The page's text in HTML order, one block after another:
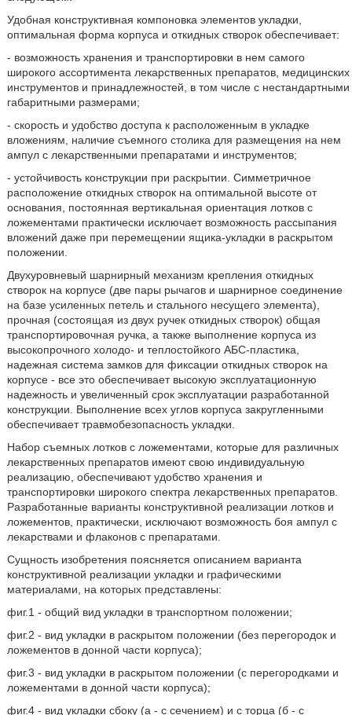
Удобная конструктивная компоновка элементов укладки,
оптимальная форма корпуса и откидных створок обеспечивает:
- возможность хранения и транспортировки в нем самого
широкого ассортимента лекарственных препаратов, медицинских
инструментов и принадлежностей, в том числе с нестандартными
габаритными размерами;
- скорость и удобство доступа к расположенным в укладке
вложениям, наличие съемного столика для размещения на нем
ампул с лекарственными препаратами и инструментов;
- устойчивость конструкции при раскрытии. Симметричное
расположение откидных створок на оптимальной высоте от
основания, постоянная вертикальная ориентация лотков с
ложементами практически исключает возможность рассыпания
вложений даже при перемещении ящика-укладки в раскрытом
положении.
Двухуровневый шарнирный механизм крепления откидных
створок на корпусе (две пары рычагов и шарнирное соединение
на базе усиленных петель и стального несущего элемента),
прочная (состоящая из двух ручек откидных створок) общая
транспортировочная ручка, а также выполнение корпуса из
высокопрочного холодо- и теплостойкого АБС-пластика,
надежная система замков для фиксации откидных створок на
корпусе - все это обеспечивает высокую эксплуатационную
надежность и увеличенный срок эксплуатации разработанной
конструкции. Выполнение всех углов корпуса закругленными
обеспечивает травмобезопасность укладки.
Набор съемных лотков с ложементами, которые для различных
лекарственных препаратов имеют свою индивидуальную
реализацию, обеспечивают удобство хранения и
транспортировки широкого спектра лекарственных препаратов.
Разработанные варианты конструктивной реализации лотков и
ложементов, практически, исключают возможность боя ампул с
лекарствами и флаконов с препаратами.
Сущность изобретения поясняется описанием варианта
конструктивной реализации укладки и графическими
материалами, на которых представлены:
фиг.1 - общий вид укладки в транспортном положении;
фиг.2 - вид укладки в раскрытом положении (без перегородок и
ложементов в донной части корпуса);
фиг.3 - вид укладки в раскрытом положении (с перегородками и
ложементами в донной части корпуса);
фиг.4 - вид укладки сбоку (а - с сечением) и с торца (б - с